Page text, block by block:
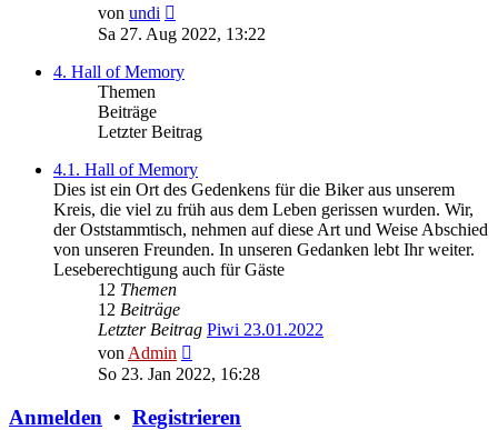
von undi
Beitrag
Sa 27. Aug 2022, 13:22
4. Hall of Memory
Themen
Beiträge
Letzter Beitrag
4.1. Hall of Memory
Dies ist ein Ort des Gedenkens für die Biker aus unserem
Kreis, die viel zu früh aus dem Leben gerissen wurden. Wir,
der Oststammtisch, nehmen auf diese Art und Weise Abschied
von unseren Freunden. In unseren Gedanken lebt Ihr weiter.
Leseberechtigung auch für Gäste
12 Themen
12 Beiträge
Letzter Beitrag Piwi 23.01.2022
von Admin
Beitrag
So 23. Jan 2022, 16:28
Anmelden • Registrieren